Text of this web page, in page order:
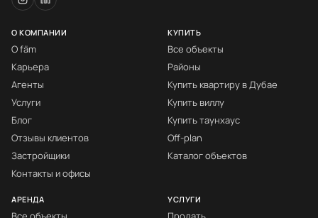
О КОМПАНИИ
О fäm
Карьера
Агенты
Услуги
Блог
Отзывы клиентов
Застройщики
Контакты и офисы
КУПИТЬ
Все объекты
Районы
Купить квартиру в Дубае
Купить виллу
Купить таунхаус
Off-plan
Каталог объектов
АРЕНДА УСЛУГИ